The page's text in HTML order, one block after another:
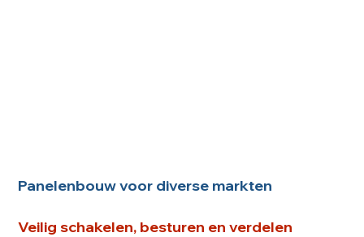
Panelenbouw voor diverse markten
Veilig schakelen, besturen en verdelen